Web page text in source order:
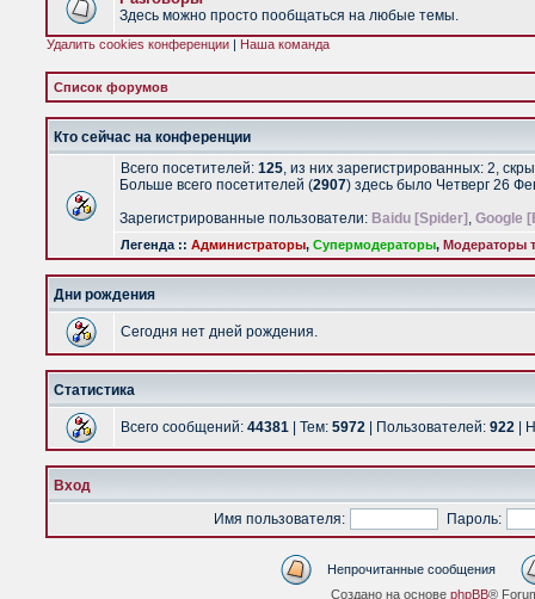
Здесь можно просто пообщаться на любые темы.
Удалить cookies конференции | Наша команда
Список форумов
Кто сейчас на конференции
Всего посетителей: 125, из них зарегистрированных: 2,
Больше всего посетителей (2907) здесь было Четверг 26
Зарегистрированные пользователи: Baidu [Spider] , Google
Легенда :: Администраторы, Супермодераторы, Модераторы
Дни рождения
Сегодня нет дней рождения.
Статистика
Всего сообщений: 44381 | Тем: 5972 | Пользователей: 922 |
Вход
Имя пользователя:
Пароль:
Непрочитанные сообщения
Создано на основе phpBB®